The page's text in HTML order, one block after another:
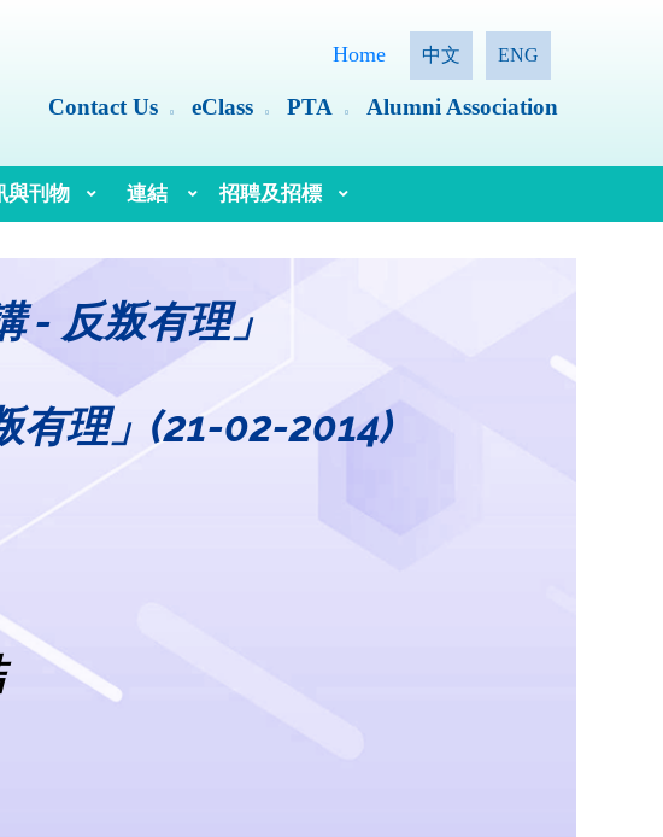
Home 中文 ENG
Contact Us eClass PTA Alumni Association
與刊物 連結 招聘及招標
- 反叛有理」
有理」(21-02-2014)